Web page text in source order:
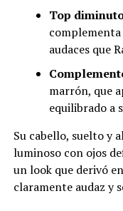
Top
audaces que
marrón, que
equilibrado a
Su cabello, suelto y
luminoso con ojos
un look que derivó
claramente audaz y